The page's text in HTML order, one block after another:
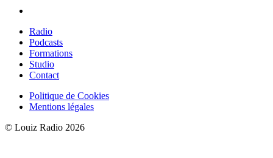
Radio
Podcasts
Formations
Studio
Contact
Politique de Cookies
Mentions légales
© Louiz Radio 2026